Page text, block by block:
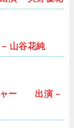
山谷花純
ャー 出演 –